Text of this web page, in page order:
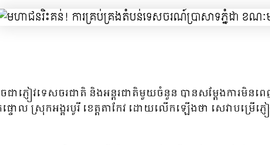
ចជាភ្ញៀវទេសចរជាតិ និងអន្តរជាតិមួយចំនួន បានសម្តែងការមិ
ផ្ទោល ស្រុកអង្គរបូរី ខេត្តតាកែវ ដោយលើកឡើងថា សេវាប